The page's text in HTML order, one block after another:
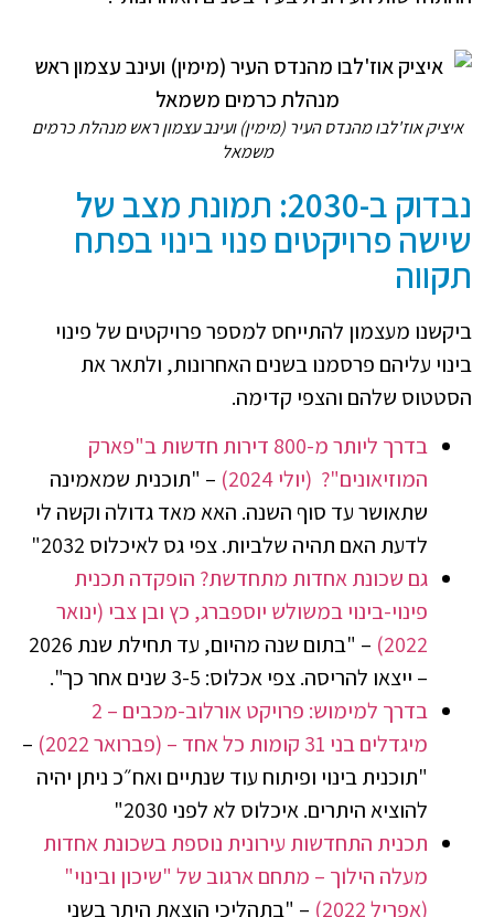
איציק אוז'לבו מהנדס העיר (מימין) ועינב עצמון ראש מנהלת כרמים
משמאל
נבדוק ב-2030: תמונת מצב של
שישה פרויקטים פנוי בינוי בפתח
תקווה
ביקשנו מעצמון להתייחס למספר פרויקטים של פינוי
בינוי עליהם פרסמנו בשנים האחרונות, ולתאר את
הסטטוס שלהם והצפי קדימה.
בדרך ליותר מ-800 דירות חדשות ב"פארק
המוזיאונים"? (יולי 2024)
– "תוכנית שמאמינה
שתאושר עד סוף השנה. האא מאד גדולה וקשה לי
לדעת האם תהיה שלביות. צפי גס לאיכלוס 2032"
גם שכונת אחדות מתחדשת? הופקדה תכנית
פינוי-בינוי במשולש יוספברג, כץ ובן צבי (ינואר
2022)
– "בתום שנה מהיום, עד תחילת שנת 2026
– ייצאו להריסה. צפי אכלוס: 3-5 שנים אחר כך".
בדרך למימוש: פרויקט אורלוב-מכבים – 2
מיגדלים בני 31 קומות כל אחד – (פברואר 2022)
–
"תוכנית בינוי ופיתוח עוד שנתיים ואח״כ ניתן יהיה
להוציא היתרים. איכלוס לא לפני 2030"
תכנית התחדשות עירונית נוספת בשכונת אחדות
מעלה הילוך – מתחם ארגוב של "שיכון ובינוי"
(אפריל 2022)
– "בתהליכי הוצאת היתר בשני